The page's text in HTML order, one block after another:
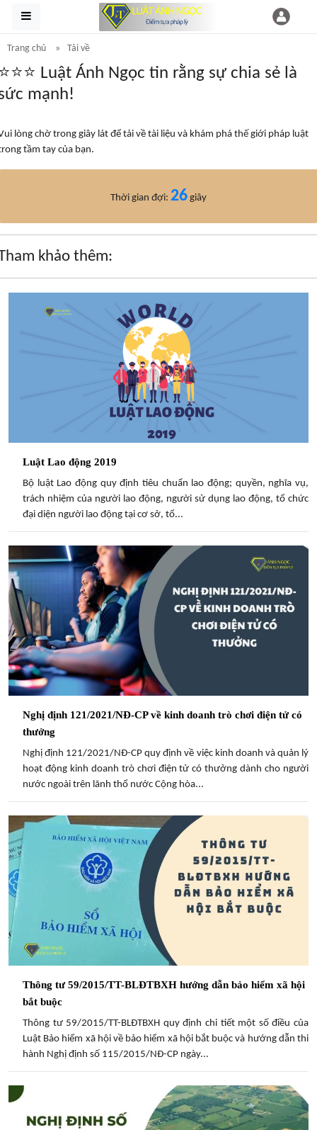
Trang chủ Tải về
Luật Ánh Ngọc tin rằng sự chia sẻ là
mạnh!
lòng chờ trong giây lát để tải về tài liệu và khám phá thế giới pháp luật
tầm tay của bạn.
Thời gian đợi: 25 giây
khảo thêm:
Luật Lao động 2019
Bộ luật Lao động quy định tiêu chuẩn lao động; quyền, nghĩa vụ,
trách nhiệm của người lao động, người sử dụng lao động, tổ chức
đại diện người lao động tại cơ sở, tổ...
Nghị định 121/2021/NĐ-CP về kinh doanh trò chơi điện tử có
thưởng
Nghị định 121/2021/NĐ-CP quy định về việc kinh doanh và quản lý
hoạt động kinh doanh trò chơi điện tử có thưởng dành cho người
nước ngoài trên lãnh thổ nước Cộng hòa...
Thông tư 59/2015/TT-BLĐTBXH hướng dẫn bảo hiểm xã hội
bắt buộc
Thông tư 59/2015/TT-BLĐTBXH quy định chi tiết một số điều của
Luật Bảo hiểm xã hội về bảo hiểm xã hội bắt buộc và hướng dẫn thi
hành Nghị định số 115/2015/NĐ-CP ngày...